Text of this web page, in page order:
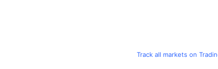
Track all markets on